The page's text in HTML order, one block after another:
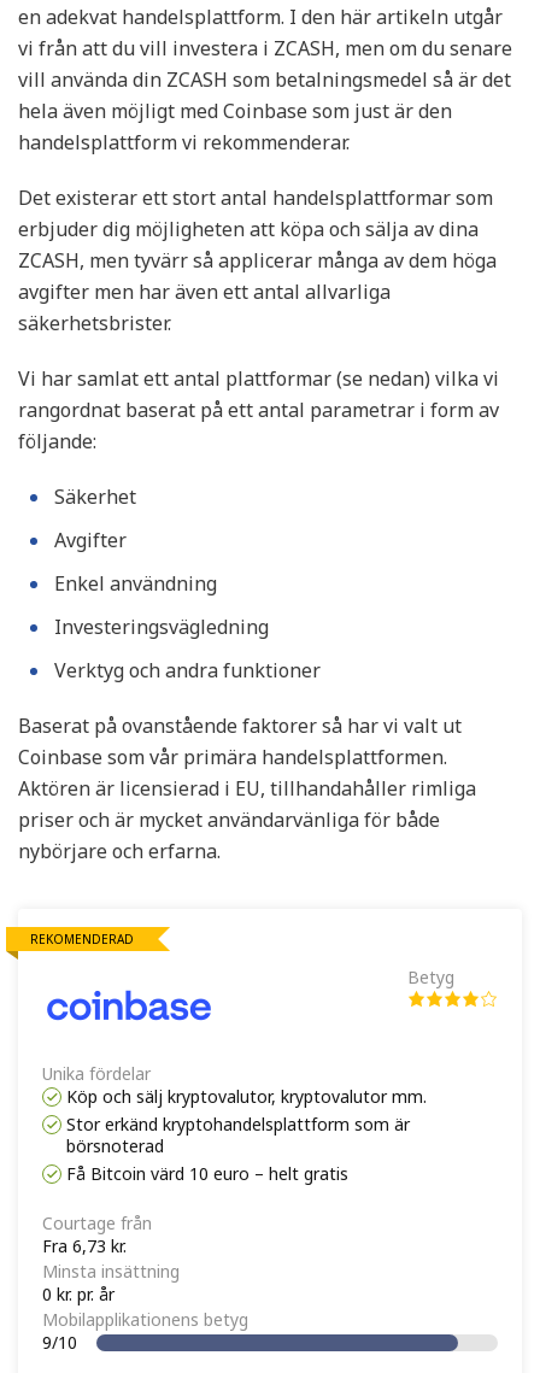
en adekvat handelsplattform. I den här artikeln utgår
vi från att du vill investera i ZCASH, men om du senare
vill använda din ZCASH som betalningsmedel så är det
hela även möjligt med Coinbase som just är den
handelsplattform vi rekommenderar.
Det existerar ett stort antal handelsplattformar som
erbjuder dig möjligheten att köpa och sälja av dina
ZCASH, men tyvärr så applicerar många av dem höga
avgifter men har även ett antal allvarliga
säkerhetsbrister.
Vi har samlat ett antal plattformar (se nedan) vilka vi
rangordnat baserat på ett antal parametrar i form av
följande:
Säkerhet
Avgifter
Enkel användning
Investeringsvägledning
Verktyg och andra funktioner
Baserat på ovanstående faktorer så har vi valt ut
Coinbase som vår primära handelsplattformen.
Aktören är licensierad i EU, tillhandahåller rimliga
priser och är mycket användarvänliga för både
nybörjare och erfarna.
Betyg
Unika fördelar
Köp och sälj kryptovalutor, kryptovalutor mm.
Stor erkänd kryptohandelsplattform som är
börsnoterad
Få Bitcoin värd 10 euro – helt gratis
Courtage från
Fra 6,73 kr.
Minsta insättning
0 kr. pr. år
Mobilapplikationens betyg
9/10
REKOMENDERAD